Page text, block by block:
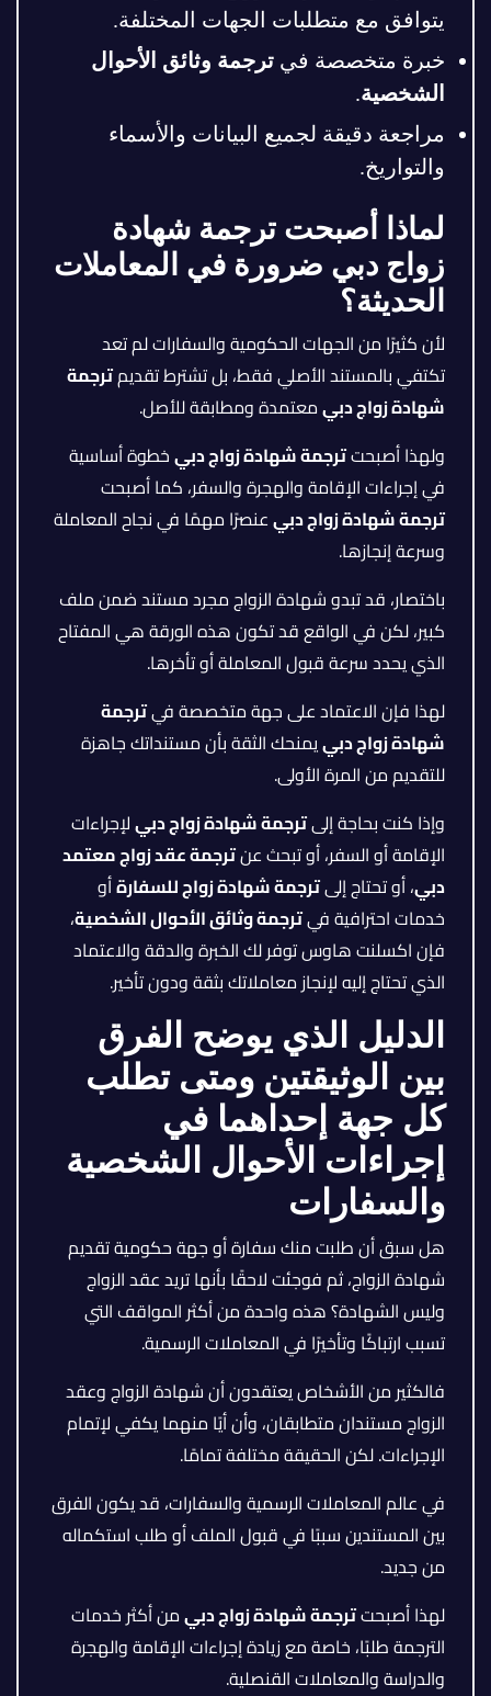
يتوافق مع متطلبات الجهات المختلفة.
خبرة متخصصة في ترجمة وثائق الأحوال
الشخصية.
مراجعة دقيقة لجميع البيانات والأسماء
والتواريخ.
لماذا أصبحت ترجمة شهادة
زواج دبي ضرورة في المعاملات
الحديثة؟
لأن كثيرًا من الجهات الحكومية والسفارات لم تعد
تكتفي بالمستند الأصلي فقط، بل تشترط تقديمترجمة
شهادة زواج دبيمعتمدة ومطابقة للأصل.
ولهذا أصبحتترجمة شهادة زواج دبيخطوة أساسية
في إجراءات الإقامة والهجرة والسفر، كما أصبحت
ترجمة شهادة زواج دبيعنصرًا مهمًا في نجاح المعاملة
وسرعة إنجازها.
باختصار، قد تبدو شهادة الزواج مجرد مستند ضمن ملف
كبير، لكن في الواقع قد تكون هذه الورقة هي المفتاح
الذي يحدد سرعة قبول المعاملة أو تأخرها.
لهذا فإن الاعتماد على جهة متخصصة فيترجمة
شهادة زواج دبييمنحك الثقة بأن مستنداتك جاهزة
للتقديم من المرة الأولى.
وإذا كنت بحاجة إلىترجمة شهادة زواج دبيلإجراءات
الإقامة أو السفر، أو تبحث عنترجمة عقد زواج معتمد
دبي، أو تحتاج إلىترجمة شهادة زواج للسفارةأو
خدمات احترافية فيترجمة وثائق الأحوال الشخصية،
فإن اكسلنت هاوس توفر لك الخبرة والدقة والاعتماد
الذي تحتاج إليه لإنجاز معاملاتك بثقة ودون تأخير.
الدليل الذي يوضح الفرق
بين الوثيقتين ومتى تطلب
كل جهة إحداهما في
إجراءات الأحوال الشخصية
والسفارات
هل سبق أن طلبت منك سفارة أو جهة حكومية تقديم
شهادة الزواج، ثم فوجئت لاحقًا بأنها تريد عقد الزواج
وليس الشهادة؟ هذه واحدة من أكثر المواقف التي
تسبب ارتباكًا وتأخيرًا في المعاملات الرسمية.
فالكثير من الأشخاص يعتقدون أن شهادة الزواج وعقد
الزواج مستندان متطابقان، وأن أيًا منهما يكفي لإتمام
الإجراءات. لكن الحقيقة مختلفة تمامًا.
في عالم المعاملات الرسمية والسفارات، قد يكون الفرق
بين المستندين سببًا في قبول الملف أو طلب استكماله
من جديد.
لهذا أصبحتترجمة شهادة زواج دبيمن أكثر خدمات
الترجمة طلبًا، خاصة مع زيادة إجراءات الإقامة والهجرة
والدراسة والمعاملات القنصلية.